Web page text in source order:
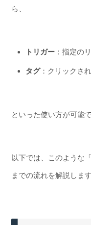
ら、
トリガー：指定の
タグ：クリックさ
といった使い方が可能で
以下では、このような
までの流れを解説します